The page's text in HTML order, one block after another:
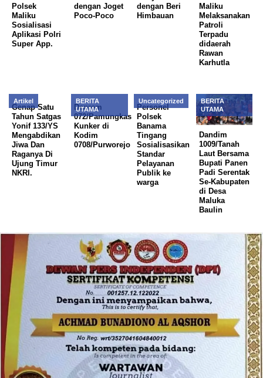
Polsek
Maliku
Sosialisasi
Aplikasi Polri
Super App.
dengan Joget
Poco-Poco
dengan Beri
Himbauan
Maliku
Melaksanakan
Patroli
Terpadu
didaerah
Rawan
Karhutla
Artikel
Genap Satu
Tahun Satgas
Yonif 133/YS
Mengabdikan
Jiwa Dan
Raganya Di
Ujung Timur
NKRI.
BERITA
UTAMA
Danrem
072/Pamungkas
Kunker di
Kodim
0708/Purworejo
Uncategorized
Personel
Polsek
Banama
Tingang
Sosialisasikan
Standar
Pelayanan
Publik ke
warga
BERITA
UTAMA
Dandim
1009/Tanah
Laut Bersama
Bupati Panen
Padi Serentak
Se-Kabupaten
di Desa
Maluka
Baulin